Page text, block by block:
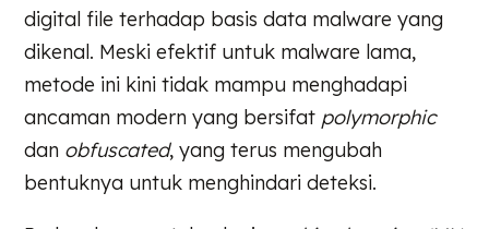
digital file terhadap basis data malware yang
dikenal. Meski efektif untuk malware lama,
metode ini kini tidak mampu menghadapi
ancaman modern yang bersifat polymorphic
dan obfuscated, yang terus mengubah
bentuknya untuk menghindari deteksi.